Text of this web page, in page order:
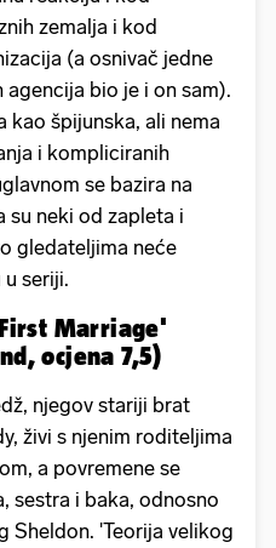
zemalja i kod
(a osnivač jedne
bio je i on sam).
kao špijunska, ali nema
i kompliciranih
se bazira na
su neki od zapleta i
gledateljima neće
seriji.
Marriage'
ocjena 7,5)
njegov stariji brat
živi s njenim roditeljima
a povremene se
sestra i baka, odnosno
Sheldon. 'Teorija velikog